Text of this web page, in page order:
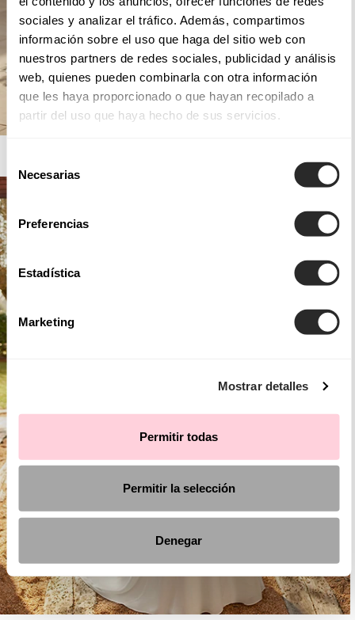
sociales y analizar el tráfico. Además, compartimos
información sobre el uso que haga del sitio web con
nuestros partners de redes sociales, publicidad y análisis
web, quienes pueden combinarla con otra información
que les haya proporcionado o que hayan recopilado a
partir del uso que haya hecho de sus servicios.
de
consentimiento
Necesarias
Preferencias
Estadística
Marketing
Mostrar detalles
Permitir todas
Permitir la selección
Denegar